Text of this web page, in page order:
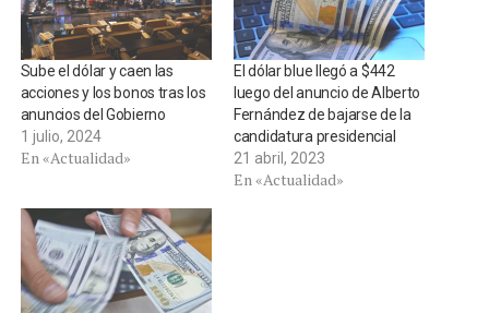
Sube el dólar y caen las
acciones y los bonos tras los
anuncios del Gobierno
1 julio, 2024
En «Actualidad»
El dólar blue llegó a $442
luego del anuncio de Alberto
Fernández de bajarse de la
candidatura presidencial
21 abril, 2023
En «Actualidad»